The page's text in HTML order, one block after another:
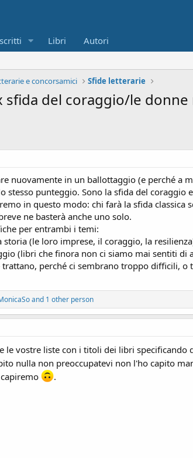
Libri Autori
e concorsamici Sfide letterarie
sfida del coraggio/le
nuovamente in un ballottaggio (e perché a
stesso punteggio. Sono la sfida del coraggio
in questo modo: chi farà la sfida
ne basterà anche uno solo.
per entrambi i temi:
storia (le loro imprese, il coraggio, la
(libri che finora non ci siamo mai sentiti
perché ci sembrano troppo difficili,
and 1 other person
le vostre liste con i titoli dei libri
nulla non preoccupatevi non l'ho capito
.